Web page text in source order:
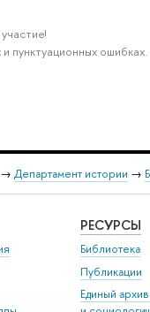
пунктуационных ошибках.
→ Департамент истории →
РЕСУРСЫ
Библиотека
Публикации
Единый